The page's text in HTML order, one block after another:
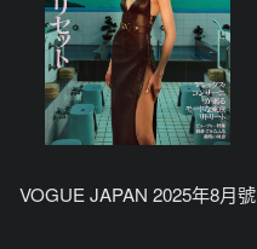
VOGUE JAPAN 2025年8月號